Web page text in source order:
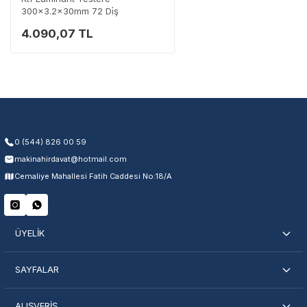
Garanti Kapsamı
Servisi Nasıl Bulurum?
300x3.2x30mm 72 Di̇ş
4.090,07 TL
0 (544) 826 00 59
makinahirdavat@hotmail.com
Cemaliye Mahallesi Fatih Caddesi No:18/A
ÜYELİK
SAYFALAR